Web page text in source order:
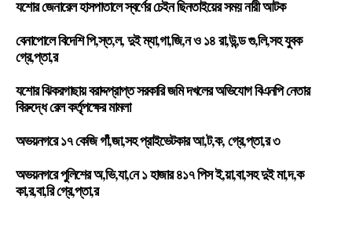
যশোর জেনারেল হাসপাতালে স্বর্ণের চেইন ছিনতাইয়ের সময় নারী আটক
বেনাপোলে বিদেশি পি,স্ত,ল, দুই ম্যা,গা,জি,ন ও ১৪ রা,উ,ন্ড গু,লি,সহ যুবক
গ্রে,প্তা,র
যশোর ঝিকরগাছায় বরাদ্দপ্রাপ্ত সরকারি জমি দখলের অভিযোগ বিএনপি নেতার
বিরুদ্ধে রেল কর্তৃপক্ষের মামলা
অভয়নগরে ১৭ কেজি গাঁ,জা,সহ প্রাইভেটকার আ,ট,ক, গ্রে,প্তা,র ৩
অভয়নগরে পুলিশের অ,ভি,যা,নে ১ হাজার ৪১৭ পিস ই,য়া,বা,সহ দুই মা,দ,ক
কা,র,বা,রি গ্রে,প্তা,র